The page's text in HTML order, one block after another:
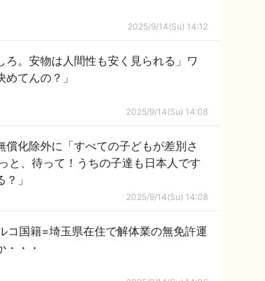
2025/9/14(Su) 14:12
。安物は人間性も安く見られる」ワ
てんの？」
2025/9/14(Su) 14:08
化除外に「すべての子どもが差別さ
、待って！うちの子達も日本人です
」
2025/9/14(Su) 14:08
コ国籍=埼玉県在住で解体業の無免許運
・・